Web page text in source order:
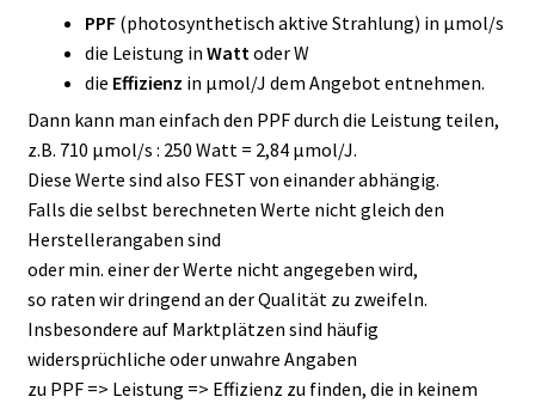
PPF(photosynthetisch aktive Strahlung) in μmol/s
die Leistung in Wattoder W
die Effizienz in μmol/J dem Angebot entnehmen.
Dann kann man einfach den PPF durch die Leistung teilen,
z.B. 710 μmol/s : 250 Watt = 2,84 μmol/J.
Diese Werte sind also FEST von einander abhängig.
Falls die selbst berechneten Werte nicht gleich den
Herstellerangaben sind
oder min. einer der Werte nicht angegeben wird,
so raten wir dringend an der Qualität zu zweifeln.
Insbesondere auf Marktplätzen sind häufig
widersprüchliche oder unwahre Angaben
zu PPF => Leistung => Effizienz zu finden, die in keinem